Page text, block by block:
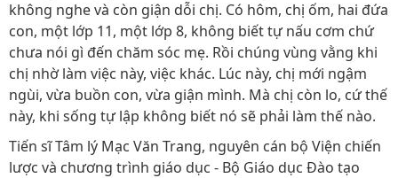
không nghe và còn giận dỗi chị. Có hôm, chị ốm, hai đứa
con, một lớp 11, một lớp 8, không biết tự nấu cơm chứ
chưa nói gì đến chăm sóc mẹ. Rồi chúng vùng vằng khi
chị nhờ làm việc này, việc khác. Lúc này, chị mới ngậm
ngùi, vừa buồn con, vừa giận mình. Mà chị còn lo, cứ thế
này, khi sống tự lập không biết nó sẽ phải làm thế nào.
Tiến sĩ Tâm lý Mạc Văn Trang, nguyên cán bộ Viện chiến
lược và chương trình giáo dục - Bộ Giáo dục Đào tạo